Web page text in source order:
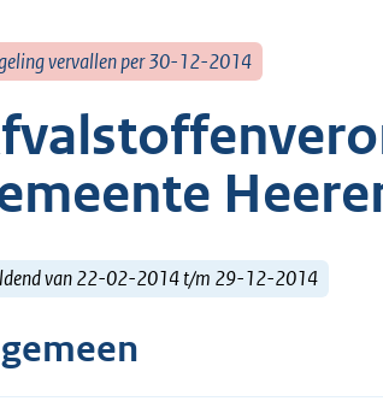
vervallen per 30-12-2014
van 22-02-2014 t/m 29-12-2014